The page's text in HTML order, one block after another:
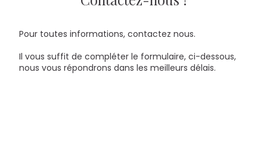
Pour toutes informations, contactez nous.
Il vous suffit de compléter le formulaire, ci-dessous,
nous vous répondrons dans les meilleurs délais.